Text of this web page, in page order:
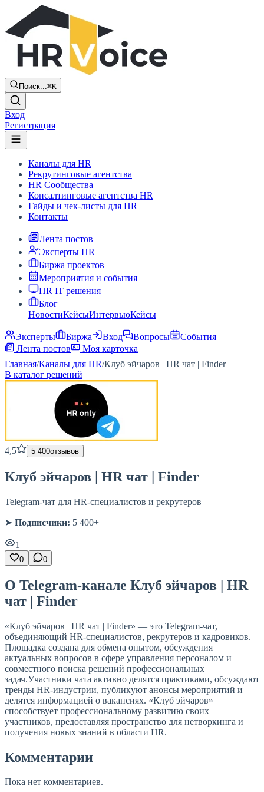
Поиск...⌘K
Вход
Регистрация
Каналы для HR
Рекрутинговые агентства
HR Сообщества
Консалтинговые агентства HR
Гайды и чек-листы для HR
Контакты
Лента постов
Эксперты HR
Биржа проектов
Мероприятия и события
HR IT решения
Блог
НовостиКейсыИнтервьюКейсы
Эксперты Биржа Вход Вопросы
События
Лента постов
Моя карточка
Главная/Каналы для HR/Клуб эйчаров | HR чат | Finder
В каталог решений
4,5 5 400отзывов
Клуб эйчаров | HR чат | Finder
Telegram-чат для HR-специалистов и рекрутеров
➤ Подписчики: 5 400+
1
0 0
О Telegram-канале Клуб эйчаров | HR
чат | Finder
«Клуб эйчаров | HR чат | Finder» — это Telegram-чат,
объединяющий HR-специалистов, рекрутеров и кадровиков.
Площадка создана для обмена опытом, обсуждения
актуальных вопросов в сфере управления персоналом и
совместного поиска решений профессиональных
задач.Участники чата активно делятся практиками, обсуждают
тренды HR-индустрии, публикуют анонсы мероприятий и
делятся информацией о вакансиях. «Клуб эйчаров»
способствует профессиональному развитию своих
участников, предоставляя пространство для нетворкинга и
получения новых знаний в области HR.
Комментарии
Пока нет комментариев.